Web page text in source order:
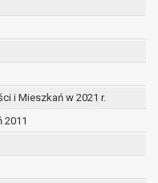
i Mieszkań w 2021 r.
2011
okres pozwalający
danych,
jest niezgodne z
się usunięciu
potrzebuje już danych dla
potrzebuje ich do
dotyczą, wniosła